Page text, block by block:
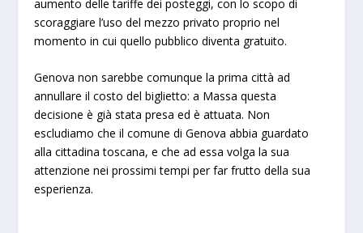
aumento delle tariffe dei posteggi, con lo scopo di
scoraggiare l’uso del mezzo privato proprio nel
momento in cui quello pubblico diventa gratuito.
Genova non sarebbe comunque la prima città ad
annullare il costo del biglietto: a Massa questa
decisione è già stata presa ed è attuata. Non
escludiamo che il comune di Genova abbia guardato
alla cittadina toscana, e che ad essa volga la sua
attenzione nei prossimi tempi per far frutto della sua
esperienza.